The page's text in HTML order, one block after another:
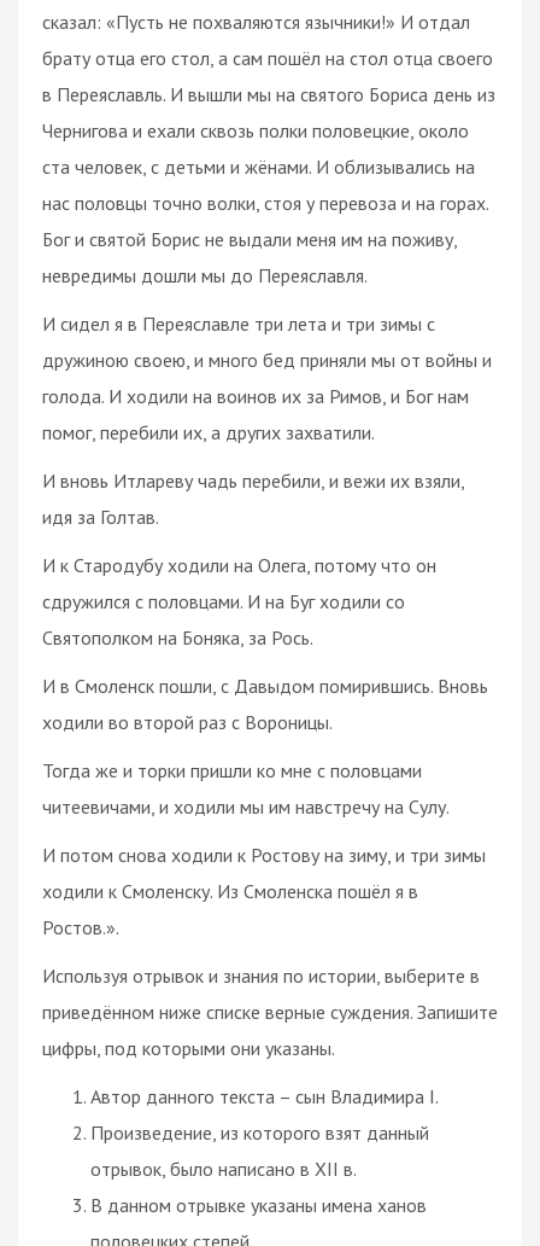
сказал: «Пусть не похваляются язычники!» И отдал
брату отца его стол, а сам пошёл на стол отца своего
в Переяславль. И вышли мы на святого Бориса день из
Чернигова и ехали сквозь полки половецкие, около
ста человек, с детьми и жёнами. И облизывались на
нас половцы точно волки, стоя у перевоза и на горах.
Бог и святой Борис не выдали меня им на поживу,
невредимы дошли мы до Переяславля.
И сидел я в Переяславле три лета и три зимы с
дружиною своею, и много бед приняли мы от войны и
голода. И ходили на воинов их за Римов, и Бог нам
помог, перебили их, а других захватили.
И вновь Итлареву чадь перебили, и вежи их взяли,
идя за Голтав.
И к Стародубу ходили на Олега, потому что он
сдружился с половцами. И на Буг ходили со
Святополком на Боняка, за Рось.
И в Смоленск пошли, с Давыдом помирившись. Вновь
ходили во второй раз с Вороницы.
Тогда же и торки пришли ко мне с половцами
читеевичами, и ходили мы им навстречу на Сулу.
И потом снова ходили к Ростову на зиму, и три зимы
ходили к Смоленску. Из Смоленска пошёл я в
Ростов.».
Используя отрывок и знания по истории, выберите в
приведённом ниже списке верные суждения. Запишите
цифры, под которыми они указаны.
Автор данного текста – сын Владимира I.
Произведение, из которого взят данный
отрывок, было написано в XII в.
В данном отрывке указаны имена ханов
половецких степей.